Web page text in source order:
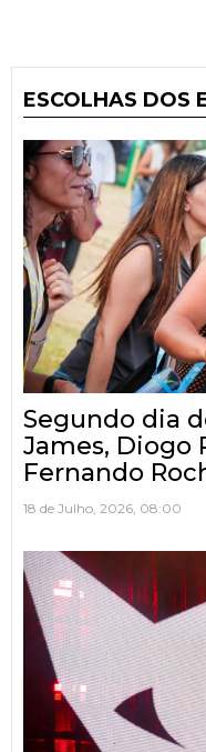
ESCOLHAS DOS
Segundo dia
James, Diogo
Fernando
18 de Julho, 2026, 08:00